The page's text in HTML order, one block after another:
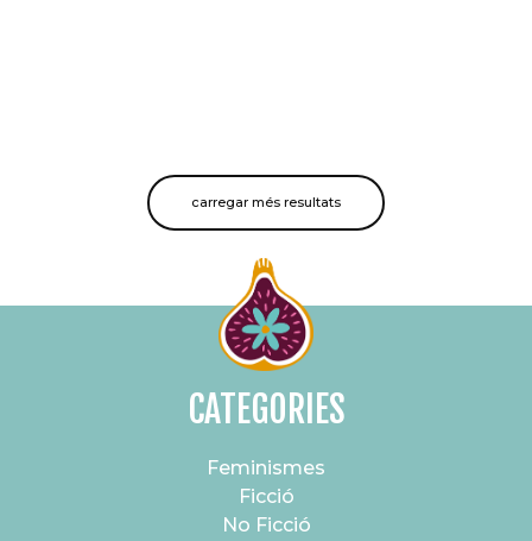
carregar més resultats
CATEGORIES
Feminismes
Ficció
No Ficció